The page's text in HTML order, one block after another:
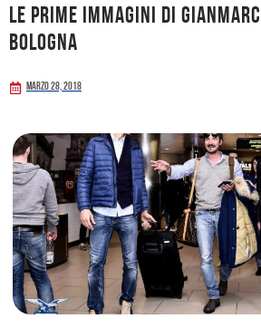
Le prime immagini di
Bologna
Marzo 28, 2018